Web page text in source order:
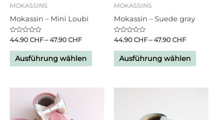
MOKASSINS
Mokassin – Mini Loubi
Bewertet
mit
0
von
44.90CHF–47.90CHF
Ausführung wählen
MOKASSINS
Mokassin – Suede gray
Bewertet
mit
0
von
44.90CHF–47.90CHF
Ausführung wählen